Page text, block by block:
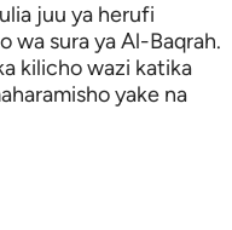
juu ya herufi
wa sura ya Al-Baqrah.
kilicho wazi katika
yake na